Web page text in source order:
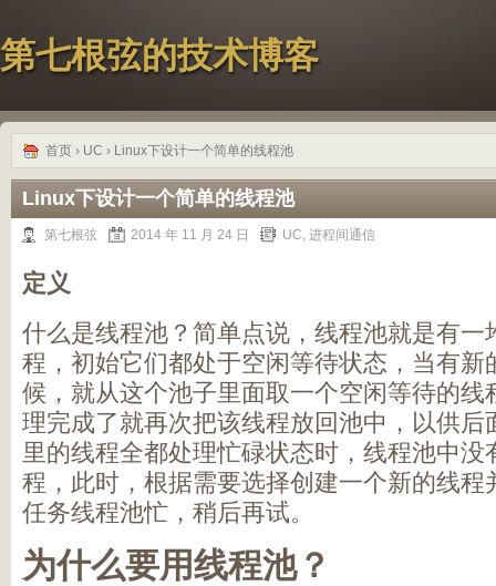
第七根弦的技术博客
首页 › UC › Linux下设计一个简单的线程池
Linux下设计一个简单的线程池
第七根弦 2014 年 11 月 24 日 UC, 进程间通信
定义
什么是线程池？简单点说，线程池就是有一
程，初始它们都处于空闲等待状态，当有新
候，就从这个池子里面取一个空闲等待的线
理完成了就再次把该线程放回池中，以供后
里的线程全都处理忙碌状态时，线程池中没
程，此时，根据需要选择创建一个新的线程
任务线程池忙，稍后再试。
为什么要用线程池？